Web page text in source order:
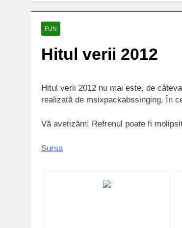
FUN
Hitul verii 2012
Hitul verii 2012 nu mai este, de
realizată de msixpackabssinging. În
Vă avetizăm! Refrenul poate fi
Sursa